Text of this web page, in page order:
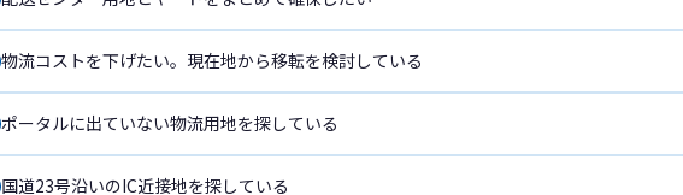
物流コストを下げたい。現在地から移転を検討している
ポータルに出ていない物流用地を探している
国道23号沿いのIC近接地を探している